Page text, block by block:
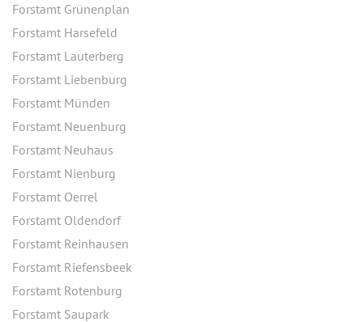
Forstamt Grünenplan
Forstamt Harsefeld
Forstamt Lauterberg
Forstamt Liebenburg
Forstamt Münden
Forstamt Neuenburg
Forstamt Neuhaus
Forstamt Nienburg
Forstamt Oerrel
Forstamt Oldendorf
Forstamt Reinhausen
Forstamt Riefensbeek
Forstamt Rotenburg
Forstamt Saupark